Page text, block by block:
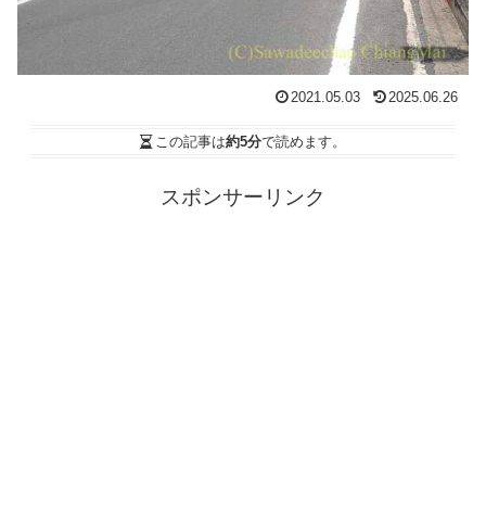
2021.05.03 2025.06.26
この記事は約5分で読めます。
スポンサーリンク